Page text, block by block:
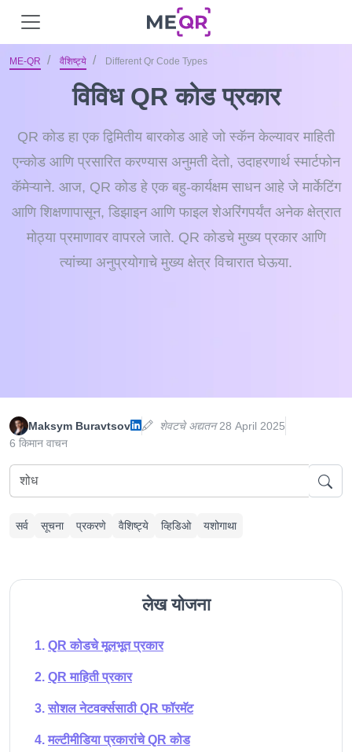
ME-QR वैशिष्ट्ये Different Qr Code Types
विविध QR कोड प्रकार
QR कोड हा एक द्विमितीय बारकोड आहे जो स्कॅन केल्यावर माहिती
एन्कोड आणि प्रसारित करण्यास अनुमती देतो, उदाहरणार्थ स्मार्टफोन
कॅमेऱ्याने. आज, QR कोड हे एक बहु-कार्यक्षम साधन आहे जे मार्केटिंग
आणि शिक्षणापासून, डिझाइन आणि फाइल शेअरिंगपर्यंत अनेक क्षेत्रात
मोठ्या प्रमाणावर वापरले जाते. QR कोडचे मुख्य प्रकार आणि
त्यांच्या अनुप्रयोगाचे मुख्य क्षेत्र विचारात घेऊया.
Maksym Buravtsov शेवटचे अद्यतन28 April 2025
6 किमान वाचन
सर्व सूचना प्रकरणे वैशिष्ट्ये व्हिडिओ यशोगाथा
लेख योजना
QR कोडचे मूलभूत प्रकार
QR माहिती प्रकार
सोशल नेटवर्क्ससाठी QR फॉरमॅट
मल्टीमीडिया प्रकारांचे QR कोड